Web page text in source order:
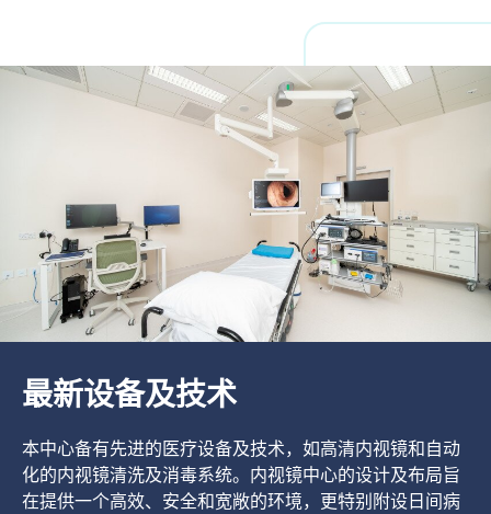
最新设备及技术
本中心备有先进的医疗设备及技术，如高清内视镜和自动
化的内视镜清洗及消毒系统。内视镜中心的设计及布局旨
在提供一个高效、安全和宽敞的环境，更特别附设日间病